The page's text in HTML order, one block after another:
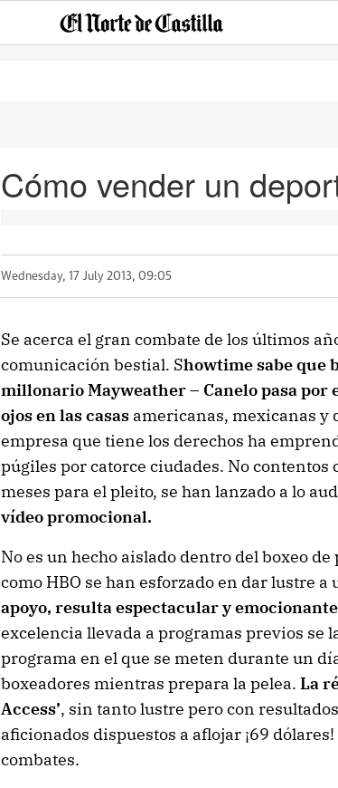
Cómo vender un
Wednesday, 17 July 2013, 09:05
Se acerca el gran combate de los últimos
comunicación bestial. Showtime sabe que
millonario Mayweather – Canelo pasa por
ojos en las casasamericanas, mexicanas y
empresa que tiene los derechos ha
púgiles por catorce ciudades. No contentos
meses para el pleito, se han lanzado a lo
vídeo promocional.
No es un hecho aislado dentro del boxeo
como HBO se han esforzado en dar lustre a
apoyo, resulta espectacular y
excelencia llevada a programas previos se
programa en el que se meten durante un
boxeadores mientras prepara la pelea. La
Access’, sin tanto lustre pero con
aficionados dispuestos a aflojar ¡69
combates.